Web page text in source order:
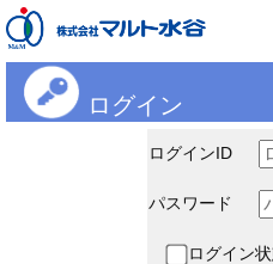
ログイン
ログインID
パスワード
ログイン